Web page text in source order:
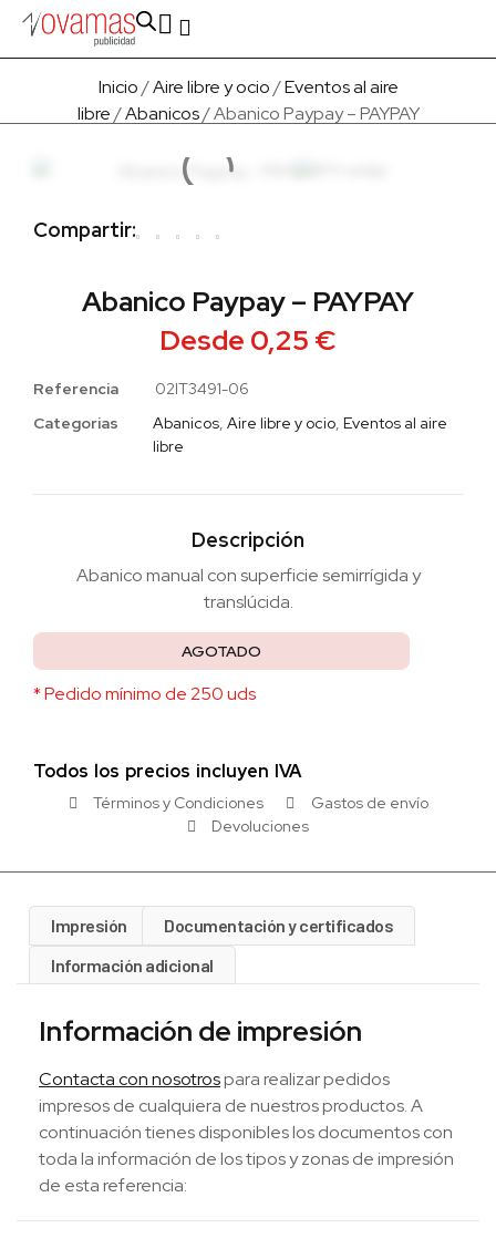
Inicio/Aire libre y ocio/Eventos al aire
libre/Abanicos/ Abanico Paypay – PAYPAY
Abanico Paypay – PAYPAY
Desde 0,25 €
Referencia
02IT3491-06
Categorias
Abanicos, Aire libre y ocio, Eventos al aire
libre
Descripción
Abanico manual con superficie semirrígida y
translúcida.
AGOTADO
* Pedido mínimo de 250 uds
Todos los precios incluyen IVA
Términos y Condiciones
Gastos de envío
Devoluciones
Compartir:
Impresión
Documentación y certificados
Información adicional
Información de impresión
Contacta con nosotrospara realizar pedidos
impresos de cualquiera de nuestros productos. A
continuación tienes disponibles los documentos con
toda la información de los tipos y zonas de impresión
de esta referencia: